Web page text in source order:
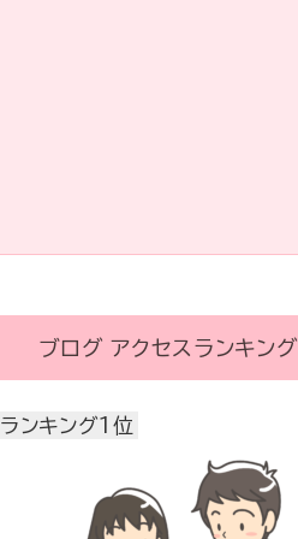
ブログ アクセスランキング
ランキング1位